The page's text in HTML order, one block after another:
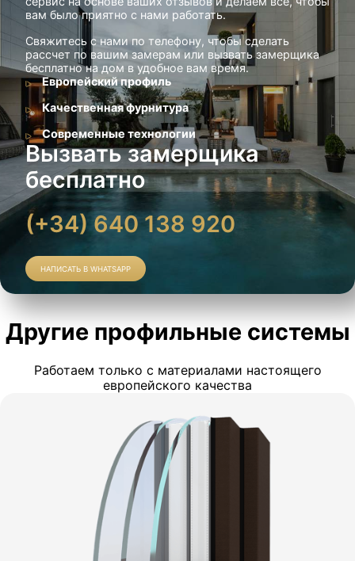
вам было приятно с нами работать.
Свяжитесь с нами по телефону, чтобы сделать
рассчет по вашим замерам или вызвать замерщика
бесплатно на дом в удобное вам время.
Вызвать замерщика
бесплатно
(+34) 640 138 920
НАПИСАТЬ В WHATSAPP
Европейский профиль
Качественная фурнитура
Современные технологии
Другие профильные системы
Работаем только с материалами настоящего
европейского качества